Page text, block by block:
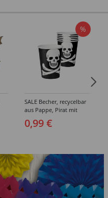
%
SALE Becher, recycelbar
aus Pappe, Pirat mit
Totenkopf, schwarz, 250
ml, 6Stk
0,99 €